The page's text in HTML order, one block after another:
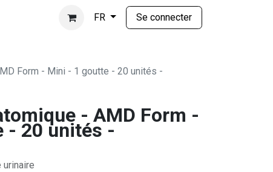
FR Se connecter
Form - Mini - 1 goutte - 20 unités -
- AMD Form -
- 20 unités -
urinaire